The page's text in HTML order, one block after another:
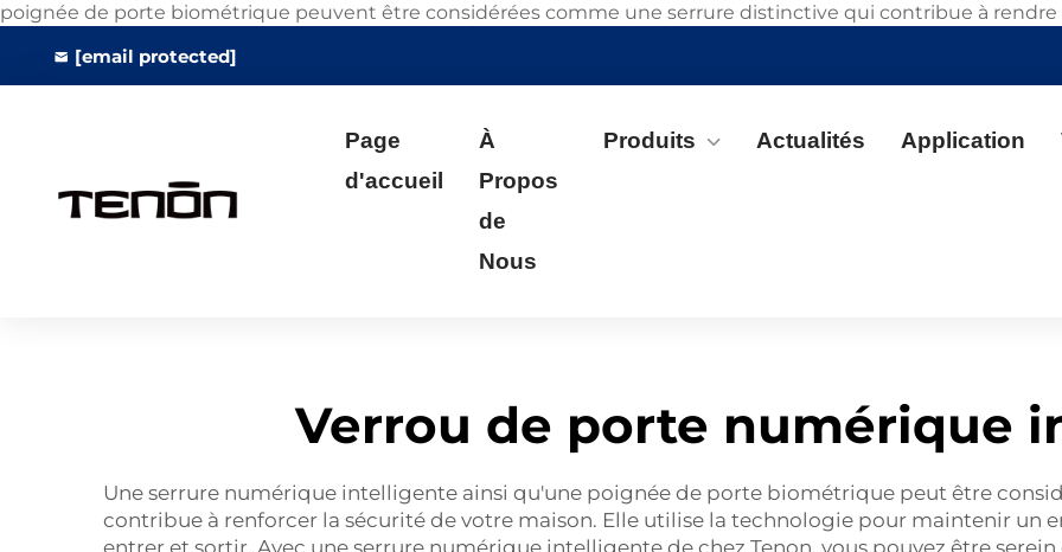
poignée de porte biométrique peuvent être considérées comme une serrure distinctive qui contribue à rendre
[email protected]
Page
d'accueil
À
Propos
de
Nous
Produits Actualités Application
Verrou de porte numérique
Une serrure numérique intelligente ainsi qu'une poignée de porte biométrique peut être
contribue à renforcer la sécurité de votre maison. Elle utilise la technologie pour maintenir un
entrer et sortir. Avec une serrure numérique intelligente de chez Tenon, vous pouvez être